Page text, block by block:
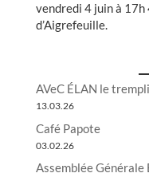
vendredi 4 juin à 17h
d’Aigrefeuille.
AVeC ÉLAN le
13.03.26
Café Papote
03.02.26
Assemblée